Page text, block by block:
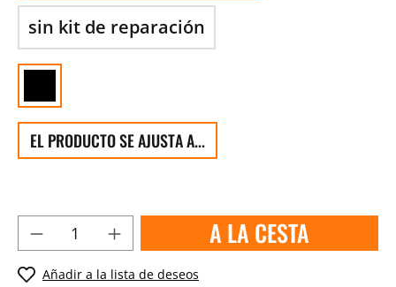
sin kit de reparación
EL PRODUCTO SE AJUSTA A...
A LA CESTA
Añadir a la lista de deseos